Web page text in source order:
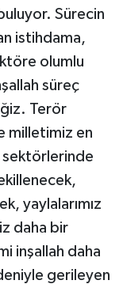
Sürecin
istihdama,
olumlu
süreç
Terör
milletimiz en
sektörlerinde
yaylalarımız
daha bir
inşallah daha
gerileyen